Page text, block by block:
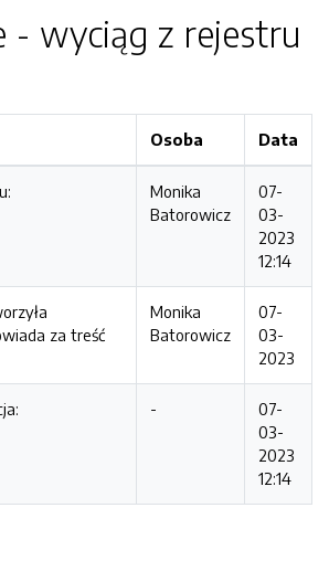
- wyciąg z rejestru
Osoba Data
Monika
Batorowicz
07-
03-
2023
12:14
za treść
Monika
Batorowicz
07-
03-
2023
-
07-
03-
2023
12:14